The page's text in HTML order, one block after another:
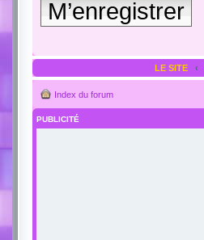
M’enregistrer
LE SITE ‹
Index du forum
PUBLICITÉ